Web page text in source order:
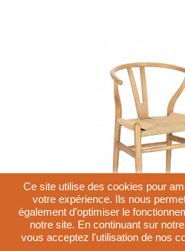
CHAISE DANOISE
Ce site utilise des cookies pour
votre expérience. Ils nous
également d’optimiser le
notre site. En continuant sur
vous acceptez l'utilisation de nos